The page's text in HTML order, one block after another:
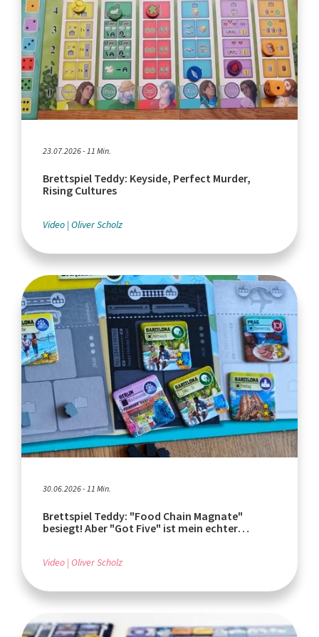
23.07.2026 - 11 Min.
Brettspiel Teddy: Keyside, Perfect Murder,
Rising Cultures
Video Oliver Scholz
30.06.2026 - 11 Min.
Brettspiel Teddy: "Food Chain Magnate"
besiegt! Aber "Got Five" ist mein echter
Video Oliver Scholz